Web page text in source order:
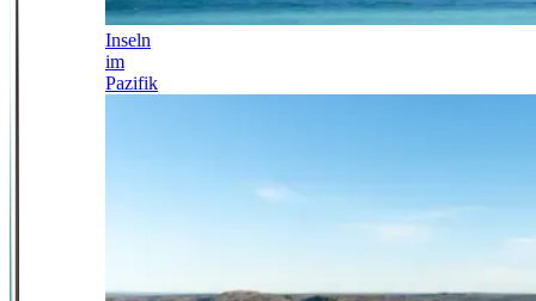
Inseln
im
Pazifik